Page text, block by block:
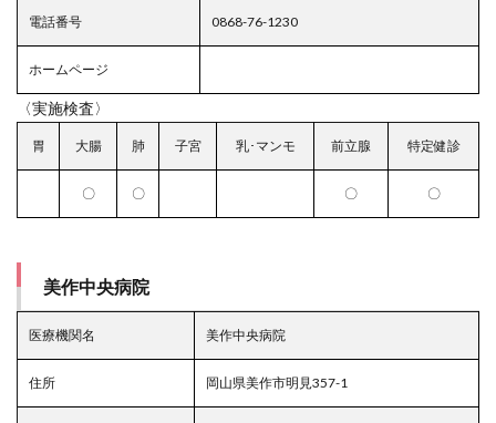
電話番号 0868-76-1230
ホームページ
〈実施検査〉
胃 大腸 肺 子宮 乳･マンモ 前立腺 特定健診
〇 〇 〇 〇
美作中央病院
医療機関名 美作中央病院
住所 岡山県美作市明見357-1